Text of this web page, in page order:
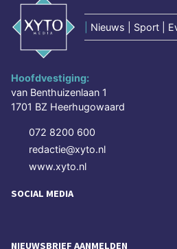
Nieuws | Sport |
Hoofdvestiging:
van Benthuizenlaan 1
1701 BZ Heerhugowaard
072 8200 600
redactie@xyto.nl
www.xyto.nl
SOCIAL MEDIA
NIEUWSBRIEF AANMELDEN